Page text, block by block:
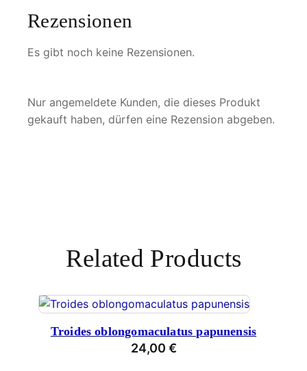
u
l
a
s
o
l
Rezensionen
Es gibt noch keine Rezensionen.
Nur angemeldete Kunden, die dieses Produkt
gekauft haben, dürfen eine Rezension abgeben.
Related Products
Troides oblongomaculatus papunensis
24,00 €